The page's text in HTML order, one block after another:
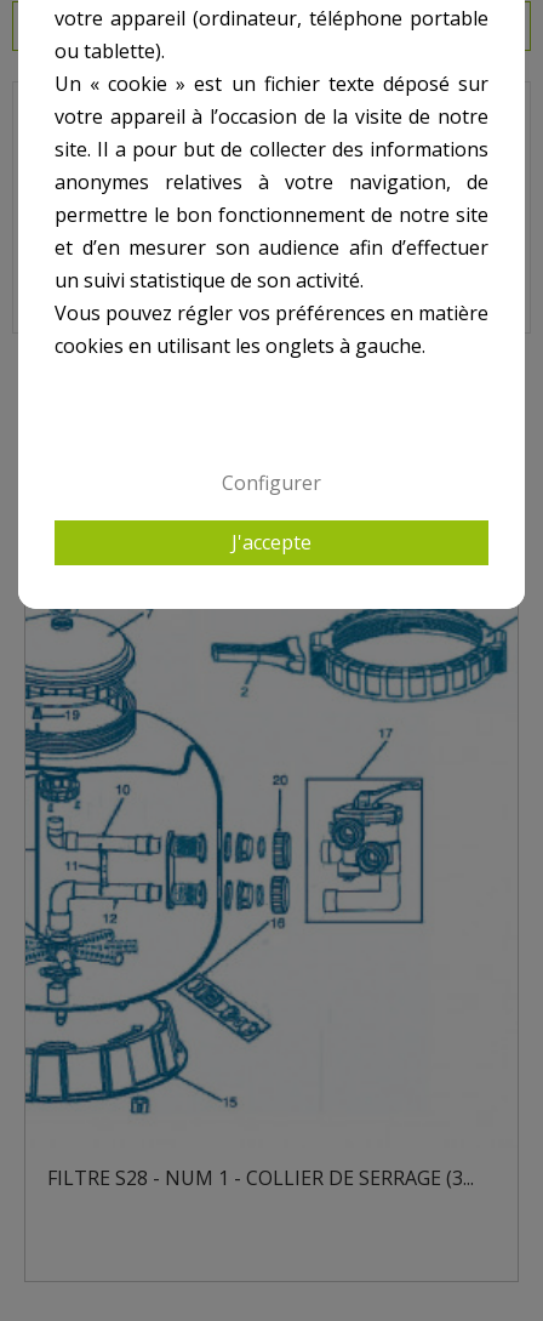
EN SAVOIR PLUS
Propure - Pour Filtre S28 - N° 19 - Purge d'air
Code : E9006
Sur image , N° 19
FILTRE S28 - NUM 1 - COLLIER DE SERRAGE (3...
votre appareil (ordinateur, téléphone portable
ou tablette).
Un « cookie » est un fichier texte déposé sur
votre appareil à l’occasion de la visite de notre
site. Il a pour but de collecter des informations
anonymes relatives à votre navigation, de
permettre le bon fonctionnement de notre site
et d’en mesurer son audience afin d’effectuer
un suivi statistique de son activité.
Vous pouvez régler vos préférences en matière
cookies en utilisant les onglets à gauche.
Configurer
J'accepte